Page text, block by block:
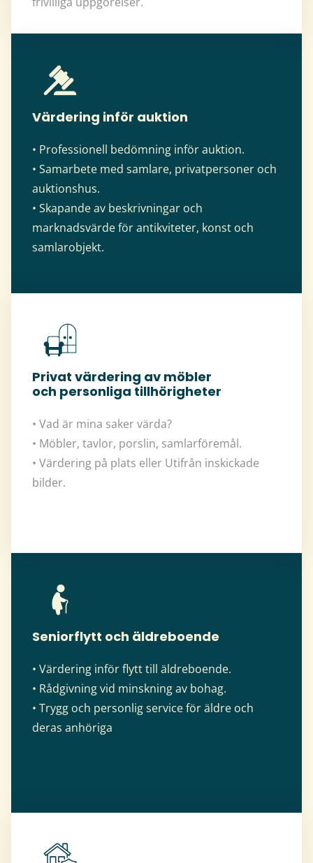
Värdering inför auktion
• Professionell bedömning inför auktion.
• Samarbete med samlare, privatpersoner och
auktionshus.
• Skapande av beskrivningar och
marknadsvärde för antikviteter, konst och
samlarobjekt.
Privat värdering av möbler
och personliga tillhörigheter
• Vad är mina saker värda?
• Möbler, tavlor, porslin, samlarföremål.
• Värdering på plats eller Utifrån inskickade
bilder.
Seniorflytt och äldreboende
• Värdering inför flytt till äldreboende.
• Rådgivning vid minskning av bohag.
• Trygg och personlig service för äldre och
deras anhöriga